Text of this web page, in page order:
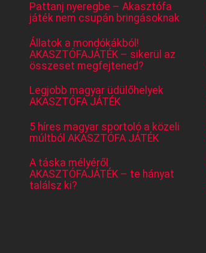
Pattanj nyeregbe – Akasztófa
játék nem csupán bringásoknak
Állatok a mondókákból!
AKASZTÓFAJÁTÉK – sikerül az
összeset megfejtened?
Legjobb magyar üdülőhelyek
AKASZTÓFA JÁTÉK
5 híres magyar sportoló a közeli
múltból AKASZTÓFA JÁTÉK
A táska mélyéről
AKASZTÓFAJÁTÉK – te hányat
találsz ki?